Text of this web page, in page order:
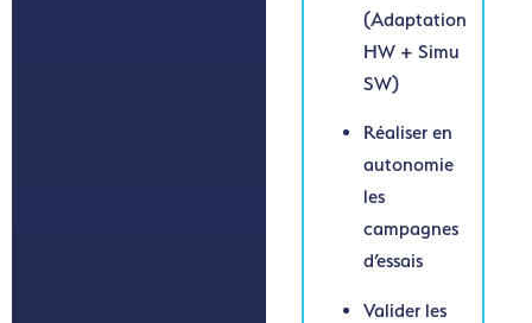
(Adaptation
HW + Simu
SW)
Réaliser en
autonomie
les
campagnes
d’essais
Valider les